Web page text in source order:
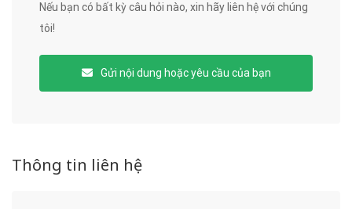
Nếu bạn có bất kỳ câu hỏi nào, xin hãy liên hệ với chúng
tôi!
Gửi nội dung hoặc yêu cầu của bạn
Thông tin liên hệ